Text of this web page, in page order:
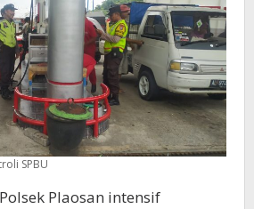
SPBU
Polsek Plaosan intensif